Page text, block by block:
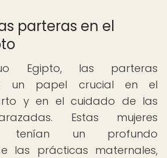
parteras en el
Egipto, las parteras
un papel crucial en el
y en el cuidado de las
Estas mujeres
tenían un profundo
las prácticas maternales,